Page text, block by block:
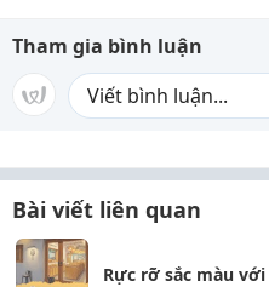
Tham gia bình luận
Bài viết liên quan
Rực rỡ sắc màu với